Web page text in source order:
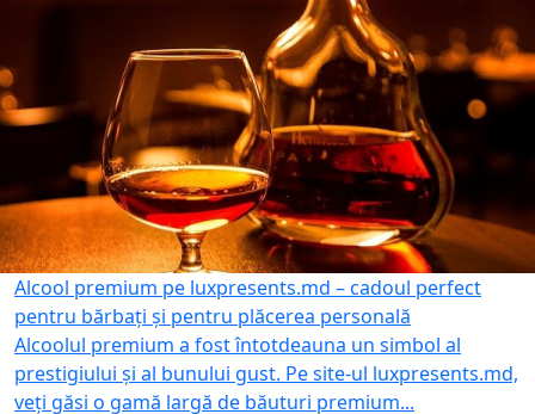
Alcool premium pe luxpresents.md – cadoul perfect
pentru bărbați și pentru plăcerea personală
Alcoolul premium a fost întotdeauna un simbol al
prestigiului și al bunului gust. Pe site-ul luxpresents.md,
veți găsi o gamă largă de băuturi premium...